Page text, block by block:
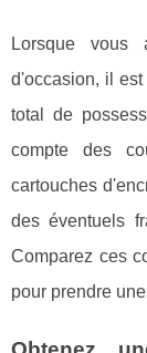
Lorsque vous
d'occasion, il
total de
compte des
cartouches
des éventuels
Comparez ces
pour prendre